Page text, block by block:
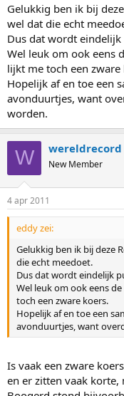
Gelukkig ben ik bij
wel dat die echt
Dus dat wordt
Wel leuk om ook eens
lijkt me toch een zware
Hopelijk af en toe een
avonduurtjes, want
worden.
W wereldrecord
New Member
4 apr 2011
eddy zei:
Gelukkig ben ik bij deze
die echt meedoet.
Dus dat wordt eindelijk
Wel leuk om ook eens
toch een zware koers.
Hopelijk af en toe een
avonduurtjes, want
Is vaak een zware
en er zitten vaak korte,